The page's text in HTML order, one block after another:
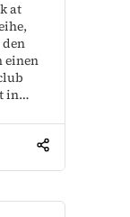
at
den
einen
in…